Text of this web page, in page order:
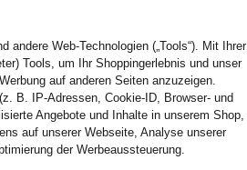
andere Web-Technologien („Tools“). Mit Ihrer
Tools, um Ihr Shoppingerlebnis und unser
auf anderen Seiten anzuzeigen.
B. IP-Adressen, Cookie-ID, Browser- und
Angebote und Inhalte in unserem Shop,
auf unserer Webseite, Analyse unserer
der Werbeaussteuerung.